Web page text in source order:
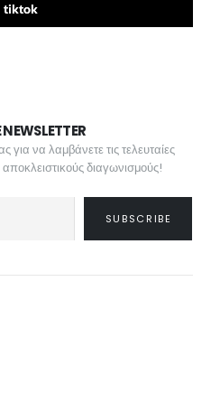
tiktok
NEWSLETTER
να λαμβάνετε τις τελευταίες
διαγωνισμούς!